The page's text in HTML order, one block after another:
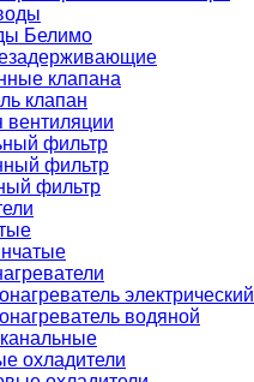
Белимо
клапана
клапан
вентиляции
фильтр
фильтр
фильтр
электрический
водяной
охладители